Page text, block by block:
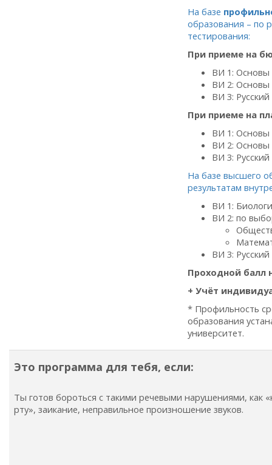
На базе
образования – по
тестирования:
При приеме на
ВИ 1: Основы
ВИ 2: Основы
ВИ 3:
При приеме на
ВИ 1: Основы
ВИ 2: Основы
ВИ 3:
На базе высшего
результатам
ВИ 1:
ВИ 2: по
ВИ 3:
Проходной балл
+ Учёт
* Профильность
образования
университет.
Это программа для тебя, если:
Ты готов бороться с такими речевыми нарушениями, как
рту», заикание, неправильное произношение звуков.